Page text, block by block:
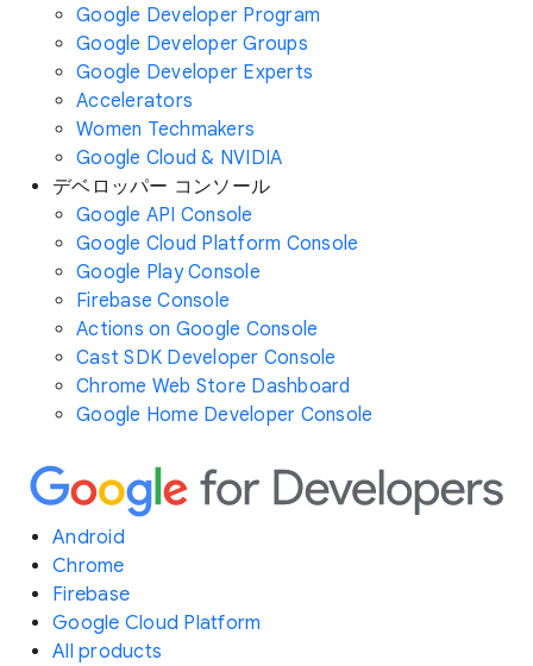
Google Developer Program
Google Developer Groups
Google Developer Experts
Accelerators
Women Techmakers
Google Cloud & NVIDIA
デベロッパー コンソール
Google API Console
Google Cloud Platform Console
Google Play Console
Firebase Console
Actions on Google Console
Cast SDK Developer Console
Chrome Web Store Dashboard
Google Home Developer Console
Android
Chrome
Firebase
Google Cloud Platform
All products